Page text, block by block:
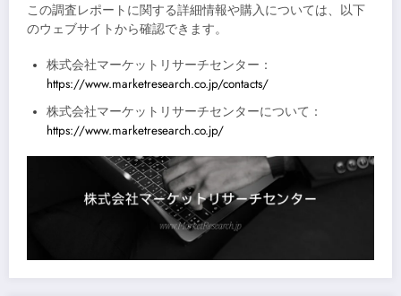
この調査レポートに関する詳細情報や購入については、以下
のウェブサイトから確認できます。
株式会社マーケットリサーチセンター：
https://www.marketresearch.co.jp/contacts/
株式会社マーケットリサーチセンターについて：
https://www.marketresearch.co.jp/